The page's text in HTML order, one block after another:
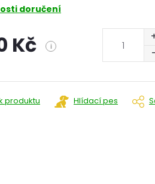
doručení
Kč i
produktu Hlídací pes